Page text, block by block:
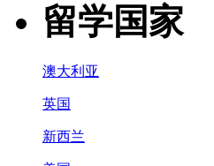
留学国家
澳大利亚
英国
新西兰